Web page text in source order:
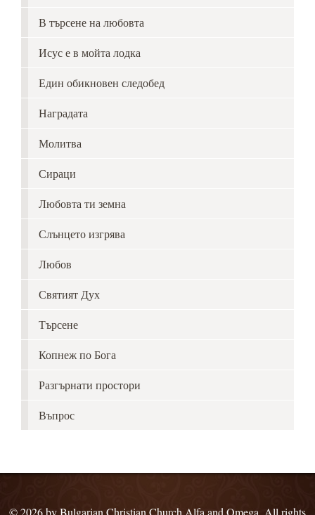
В търсене на любовта
Исус е в мойта лодка
Един обикновен следобед
Наградата
Молитва
Сираци
Любовта ти земна
Слънцето изгрява
Любов
Святият Дух
Търсене
Копнеж по Бога
Разгърнати простори
Въпрос
© 2026 by Bulgarian Christian Church Alfa and Omega. All rights